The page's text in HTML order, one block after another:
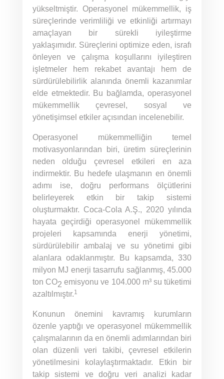
yükseltmiştir. Operasyonel mükemmellik, iş
süreçlerinde verimliliği ve etkinliği artırmayı
amaçlayan bir sürekli iyileştirme
yaklaşımıdır. Süreçlerini optimize eden, israfı
önleyen ve çalışma koşullarını iyileştiren
işletmeler hem rekabet avantajı hem de
sürdürülebilirlik alanında önemli kazanımlar
elde etmektedir. Bu bağlamda, operasyonel
mükemmellik çevresel, sosyal ve
yönetişimsel etkiler açısından incelenebilir.
Operasyonel mükemmelliğin temel
motivasyonlarından biri, üretim süreçlerinin
neden olduğu çevresel etkileri en aza
indirmektir. Bu hedefe ulaşmanın en önemli
adımı ise, doğru performans ölçütlerini
belirleyerek etkin bir takip sistemi
oluşturmaktır. Coca-Cola A.Ş., 2020 yılında
hayata geçirdiği operasyonel mükemmellik
projeleri kapsamında enerji yönetimi,
sürdürülebilir ambalaj ve su yönetimi gibi
alanlara odaklanmıştır. Bu kapsamda, 330
milyon MJ enerji tasarrufu sağlanmış, 45.000
ton CO2 emisyonu ve 104.000 m³ su tüketimi
azaltılmıştır.1
Konunun önemini kavramış kurumların
özenle yaptığı ve operasyonel mükemmellik
çalışmalarının da en önemli adımlarından biri
olan düzenli veri takibi, çevresel etkilerin
yönetilmesini kolaylaştırmaktadır. Etkin bir
takip sistemi ve doğru veri analizi kadar